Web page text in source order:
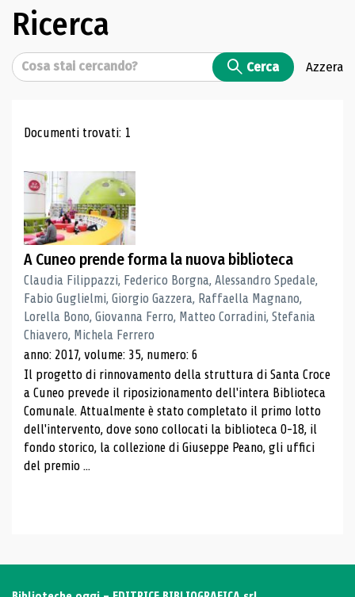
Ricerca
Cerca Cerca Azzera
Risultati di ricerca
Documenti trovati: 1
A Cuneo prende forma la nuova biblioteca
Claudia Filippazzi, Federico Borgna, Alessandro Spedale,
Fabio Guglielmi, Giorgio Gazzera, Raffaella Magnano,
Lorella Bono, Giovanna Ferro, Matteo Corradini, Stefania
Chiavero, Michela Ferrero
anno: 2017, volume: 35, numero: 6
Il progetto di rinnovamento della struttura di Santa Croce
a Cuneo prevede il riposizionamento dell'intera Biblioteca
Comunale. Attualmente è stato completato il primo lotto
dell'intervento, dove sono collocati la biblioteca 0-18, il
fondo storico, la collezione di Giuseppe Peano, gli uffici
del premio ...